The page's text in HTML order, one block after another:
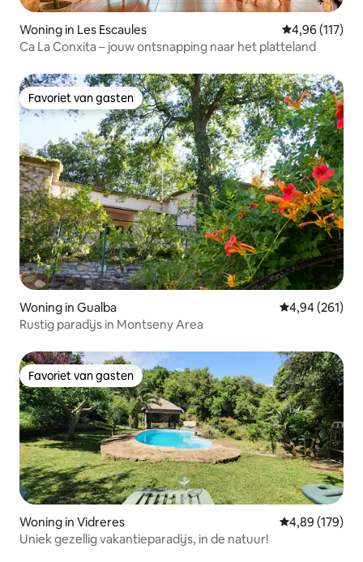
Woning in Les Escaules Gemiddelde
4,96 (117)
Ca La Conxita – jouw ontsnapping naar het platteland
Favoriet van gasten
Favoriet van gasten
Woning in Gualba Gemiddelde
4,94 (261)
Rustig paradijs in Montseny Area
Favoriet van gasten
Favoriet van gasten
Woning in Vidreres Gemiddelde
4,89 (179)
Uniek gezellig vakantieparadijs, in de natuur!